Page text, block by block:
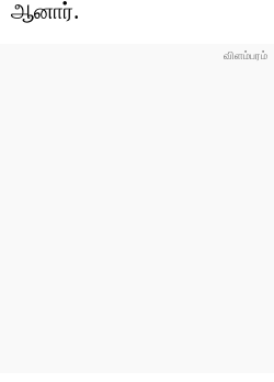
ஆனார்.